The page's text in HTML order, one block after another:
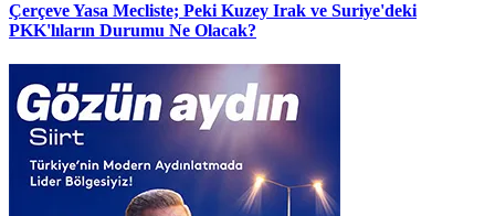
Çerçeve Yasa Mecliste; Peki Kuzey Irak ve Suriye'deki
PKK'lıların Durumu Ne Olacak?